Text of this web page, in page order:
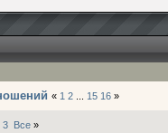
« 1 2 15 16 »
3 Все »